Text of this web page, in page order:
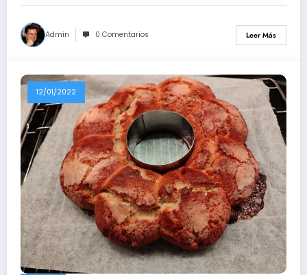
Admin 0 Comentarios Leer Más
12/01/2022